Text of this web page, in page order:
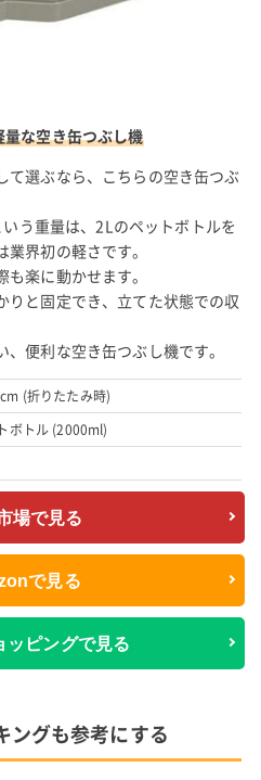
な空き缶つぶし機
て選ぶなら、こちらの空き缶つぶ
う重量は、2Lのペットボトルを
界初の軽さです。
楽に動かせます。
りと固定でき、立てた状態での収
便利な空き缶つぶし機です。
(折りたたみ時)
ボトル (2000ml)
場で見る
で見る
ッピングで見る
ングも参考にする